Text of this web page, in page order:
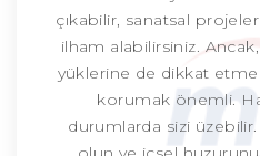
çıkabilir, sanatsal
ilham alabilirsiniz.
yüklerine de dikkat
korumak önemli.
durumlarda sizi